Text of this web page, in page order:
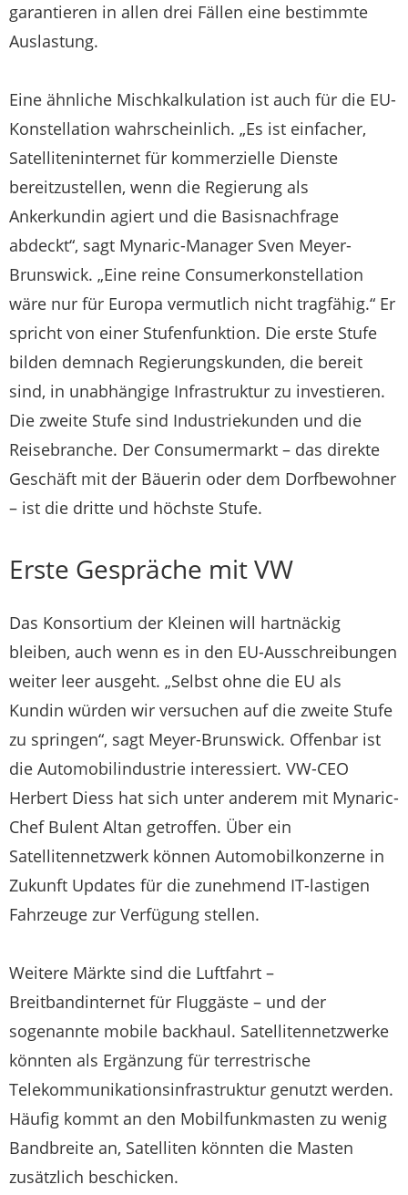
garantieren in allen drei Fällen eine bestimmte
Auslastung.
Eine ähnliche Mischkalkulation ist auch für die EU-
Konstellation wahrscheinlich. „Es ist einfacher,
Satelliteninternet für kommerzielle Dienste
bereitzustellen, wenn die Regierung als
Ankerkundin agiert und die Basisnachfrage
abdeckt“, sagt Mynaric-Manager Sven Meyer-
Brunswick. „Eine reine Consumerkonstellation
wäre nur für Europa vermutlich nicht tragfähig.“ Er
spricht von einer Stufenfunktion. Die erste Stufe
bilden demnach Regierungskunden, die bereit
sind, in unabhängige Infrastruktur zu investieren.
Die zweite Stufe sind Industriekunden und die
Reisebranche. Der Consumermarkt – das direkte
Geschäft mit der Bäuerin oder dem Dorfbewohner
– ist die dritte und höchste Stufe.
Erste Gespräche mit VW
Das Konsortium der Kleinen will hartnäckig
bleiben, auch wenn es in den EU-Ausschreibungen
weiter leer ausgeht. „Selbst ohne die EU als
Kundin würden wir versuchen auf die zweite Stufe
zu springen“, sagt Meyer-Brunswick. Offenbar ist
die Automobilindustrie interessiert. VW-CEO
Herbert Diess hat sich unter anderem mit Mynaric-
Chef Bulent Altan getroffen. Über ein
Satellitennetzwerk können Automobilkonzerne in
Zukunft Updates für die zunehmend IT-lastigen
Fahrzeuge zur Verfügung stellen.
Weitere Märkte sind die Luftfahrt –
Breitbandinternet für Fluggäste – und der
sogenannte mobile backhaul. Satellitennetzwerke
könnten als Ergänzung für terrestrische
Telekommunikationsinfrastruktur genutzt werden.
Häufig kommt an den Mobilfunkmasten zu wenig
Bandbreite an, Satelliten könnten die Masten
zusätzlich beschicken.